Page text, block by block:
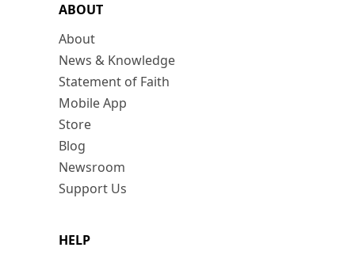
ABOUT
About
News & Knowledge
Statement of Faith
Mobile App
Store
Blog
Newsroom
Support Us
HELP